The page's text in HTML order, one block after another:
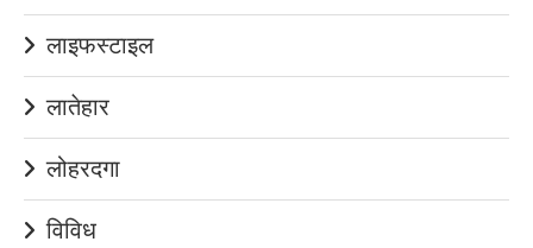
लाइफस्टाइल
लातेहार
लोहरदगा
विविध